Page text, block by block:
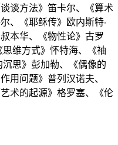
谈方法》笛卡尔、《算术
、《耶稣传》欧内斯特·
本华、《物性论》古罗
维方式》怀特海、《袖
思》彭加勒、《偶像的
用问题》普列汉诺夫、
术的起源》格罗塞、《伦